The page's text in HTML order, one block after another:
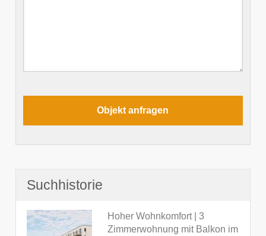
Suchhistorie
Hoher Wohnkomfort | 3
Zimmerwohnung mit Balkon im